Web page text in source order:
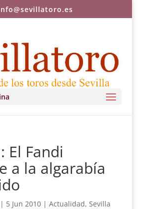
El Fandi
a la algarabía
| 5 Jun 2010| Actualidad, Sevilla